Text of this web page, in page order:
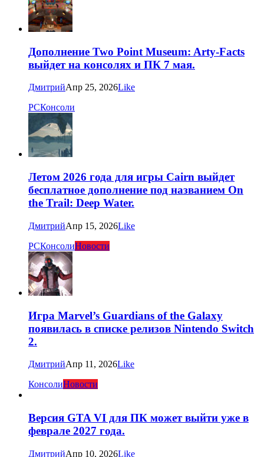
Дополнение Two Point Museum: Arty-Facts
выйдет на консолях и ПК 7 мая.
ДмитрийАпр 25, 2026Like
PCКонсоли
Летом 2026 года для игры Cairn выйдет
бесплатное дополнение под названием On
the Trail: Deep Water.
ДмитрийАпр 15, 2026Like
PCКонсолиНовости
Игра Marvel’s Guardians of the Galaxy
появилась в списке релизов Nintendo Switch
2.
ДмитрийАпр 11, 2026Like
КонсолиНовости
Версия GTA VI для ПК может выйти уже в
феврале 2027 года.
ДмитрийАпр 10, 2026Like